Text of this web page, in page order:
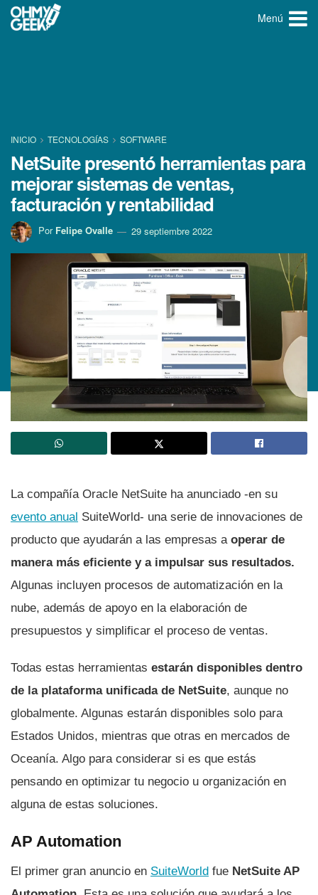
Menú
INICIO TECNOLOGÍ­AS SOFTWARE
NetSuite presentó herramientas para
mejorar sistemas de ventas,
facturación y rentabilidad
Por Felipe Ovalle 29 septiembre 2022
La compañía Oracle NetSuite ha anunciado -en su
evento anual SuiteWorld- una serie de innovaciones de
producto que ayudarán a las empresas a operar de
manera más eficiente y a impulsar sus resultados.
Algunas incluyen procesos de automatización en la
nube, además de apoyo en la elaboración de
presupuestos y simplificar el proceso de ventas.
Todas estas herramientas estarán disponibles dentro
de la plataforma unificada de NetSuite, aunque no
globalmente. Algunas estarán disponibles solo para
Estados Unidos, mientras que otras en mercados de
Oceanía. Algo para considerar si es que estás
pensando en optimizar tu negocio u organización en
alguna de estas soluciones.
AP Automation
El primer gran anuncio en SuiteWorld fue NetSuite AP